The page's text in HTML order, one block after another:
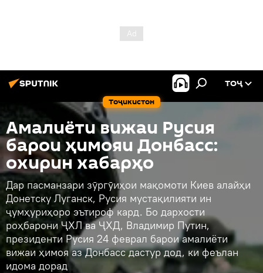
Тоҷикистон
ТОҶ
Амалиёти вижаи Русия
барои ҳимояи Донбасс:
охирин хабарҳо
Дар пасманзари зӯргӯиҳои мақомоти Киев алайҳи
Донетску Луганск, Русия мустақилияти ин
ҷумҳуриҳоро эътироф кард. Бо дархости
роҳбарони ҶХЛ ва ҶХД, Владимир Путин,
президенти Русия 24 феврал барои амалиёти
вижаи ҳимоя аз Донбасс дастур дод, ки феълан
идома дорад